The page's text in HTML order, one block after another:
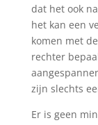
dat het ook
het kan een
komen met
rechter
zijn slechts
Er is geen